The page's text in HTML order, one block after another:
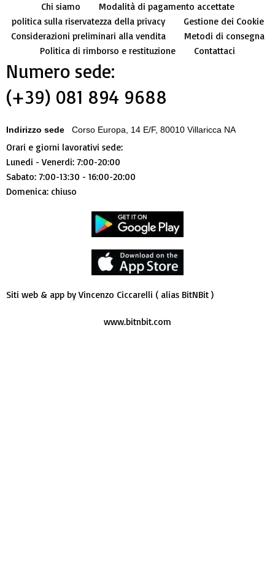
Chi siamo
Modalità di pagamento accettate
politica sulla riservatezza della privacy
Gestione dei Cookie
Considerazioni preliminari alla vendita
Metodi di consegna
Politica di rimborso e restituzione
Contattaci
Numero sede:
(+39) 081 894 9688
Indirizzo sede Corso Europa, 14 E/F, 80010 Villaricca NA
Orari e giorni lavorativi sede:
Lunedi - Venerdi: 7:00-20:00
Sabato: 7:00-13:30 - 16:00-20:00
Domenica: chiuso
Siti web & app by Vincenzo Ciccarelli ( alias BitNBit )
www.bitnbit.com